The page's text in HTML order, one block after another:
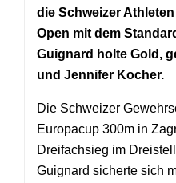
die Schweizer
Open mit dem
Guignard holte Gold,
und Jennifer Kocher.
Die Schweizer
Europacup 300m in
Dreifachsieg im
Guignard sicherte sich